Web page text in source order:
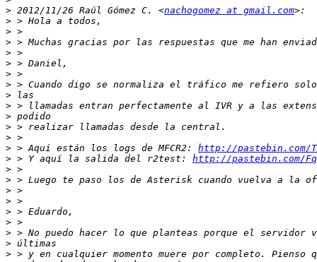
> 2012/11/26 Raúl Gómez C. <nachogomez at gmail.com
>
>
>
>
>
>
>
>
>
>
>
>
> > Aquí están los logs de MFCR2: http://pastebin.com/
> > Y aquí la salida del r2test: http://pastebin.com/
>
>
>
>
>
>
>
>
>